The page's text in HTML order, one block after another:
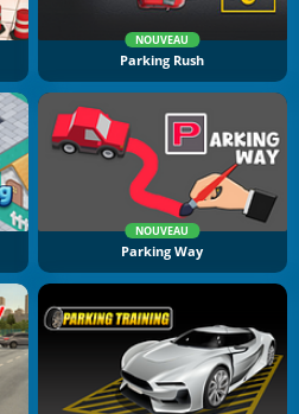
NOUVEAU
Parking Rush
NOUVEAU
Parking Way